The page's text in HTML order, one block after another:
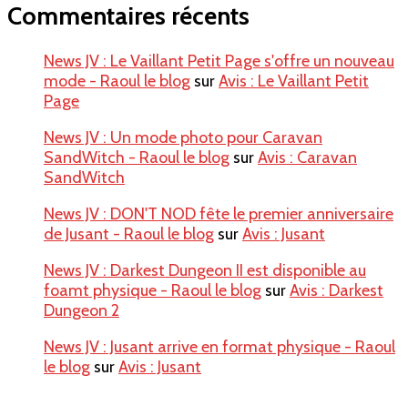
Commentaires récents
News JV : Le Vaillant Petit Page s'offre un nouveau
mode - Raoul le blog surAvis : Le Vaillant Petit
Page
News JV : Un mode photo pour Caravan
SandWitch - Raoul le blog surAvis : Caravan
SandWitch
News JV : DON'T NOD fête le premier anniversaire
de Jusant - Raoul le blog surAvis : Jusant
News JV : Darkest Dungeon II est disponible au
foamt physique - Raoul le blog surAvis : Darkest
Dungeon 2
News JV : Jusant arrive en format physique - Raoul
le blog surAvis : Jusant